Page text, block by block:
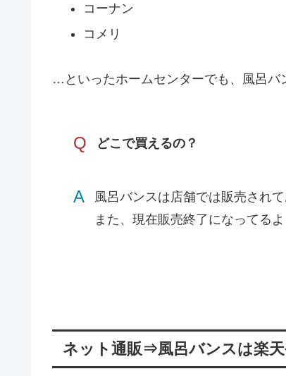
コーナン
コメリ
…といったホームセンターでも、風呂バ
Q どこで買えるの？
A
風呂バンスは店舗では販売され
また、現在販売終了になってる
ネット通販⇒風呂バンスは楽